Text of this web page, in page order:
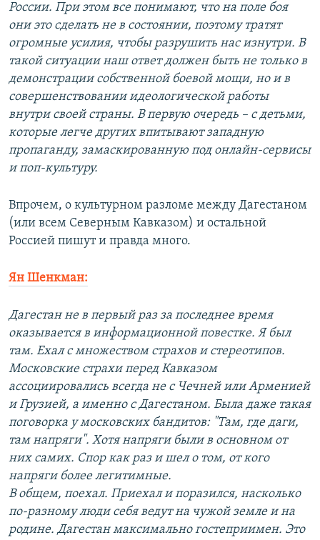
России. При этом все понимают, что на поле боя
они это сделать не в состоянии, поэтому тратят
огромные усилия, чтобы разрушить нас изнутри. В
такой ситуации наш ответ должен быть не только в
демонстрации собственной боевой мощи, но и в
совершенствовании идеологической работы
внутри своей страны. В первую очередь – с детьми,
которые легче других впитывают западную
пропаганду, замаскированную под онлайн-сервисы
и поп-культуру.
Впрочем, о культурном разломе между Дагестаном
(или всем Северным Кавказом) и остальной
Россией пишут и правда много.
Ян Шенкман:
Дагестан не в первый раз за последнее время
оказывается в информационной повестке. Я был
там. Ехал с множеством страхов и стереотипов.
Московские страхи перед Кавказом
ассоциировались всегда не с Чечней или Арменией
и Грузией, а именно с Дагестаном. Была даже такая
поговорка у московских бандитов: "Там, где даги,
там напряги". Хотя напряги были в основном от
них самих. Спор как раз и шел о том, от кого
напряги более легитимные.
В общем, поехал. Приехал и поразился, насколько
по-разному люди себя ведут на чужой земле и на
родине. Дагестан максимально гостеприимен. Это